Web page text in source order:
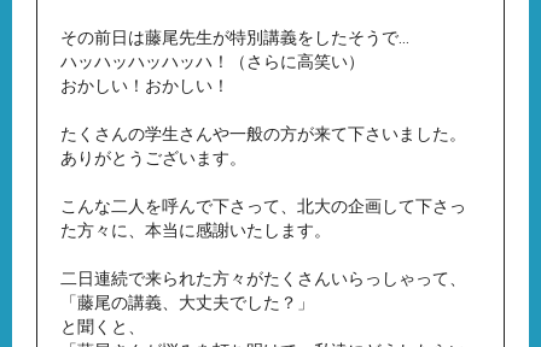
その前日は藤尾先生が特別講義をしたそうで…
ハッハッハッハッハ！（さらに高笑い）
おかしい！おかしい！
たくさんの学生さんや一般の方が来て下さいました。
ありがとうございます。
こんな二人を呼んで下さって、北大の企画して下さっ
た方々に、本当に感謝いたします。
二日連続で来られた方々がたくさんいらっしゃって、
「藤尾の講義、大丈夫でした？」
と聞くと、